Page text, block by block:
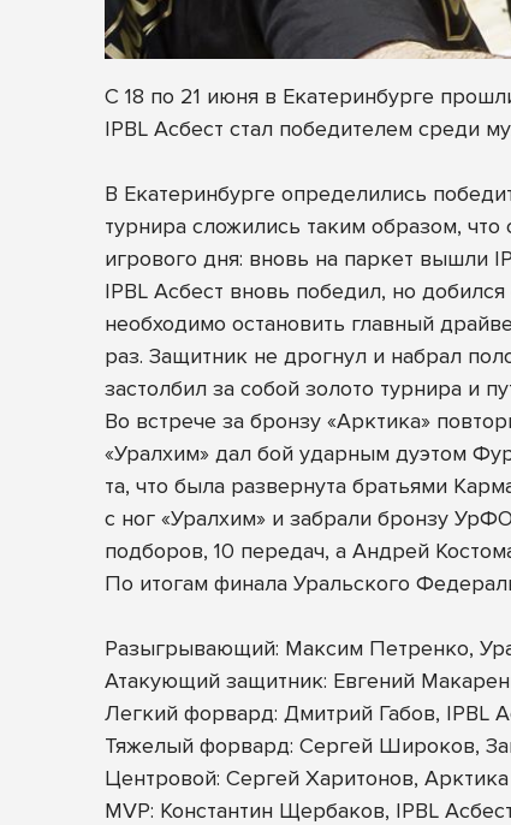
С 18 по 21 июня в Екатеринбурге
IPBL Асбест стал победителем среди
В Екатеринбурге определились
турнира сложились таким образом,
игрового дня: вновь на паркет вышли
IPBL Асбест вновь победил, но
необходимо остановить главный
раз. Защитник не дрогнул и набрал
застолбил за собой золото турнира и
Во встрече за бронзу «Арктика»
«Уралхим» дал бой ударным дуэтом
та, что была развернута братьями
с ног «Уралхим» и забрали бронзу
подборов, 10 передач, а Андрей
По итогам финала Уральского
Разыгрывающий: Максим Петренко,
Атакующий защитник: Евгений
Легкий форвард: Дмитрий Габов, IPBL
Тяжелый форвард: Сергей Широков,
Центровой: Сергей Харитонов, Арктика
MVP: Константин Щербаков, IPBL